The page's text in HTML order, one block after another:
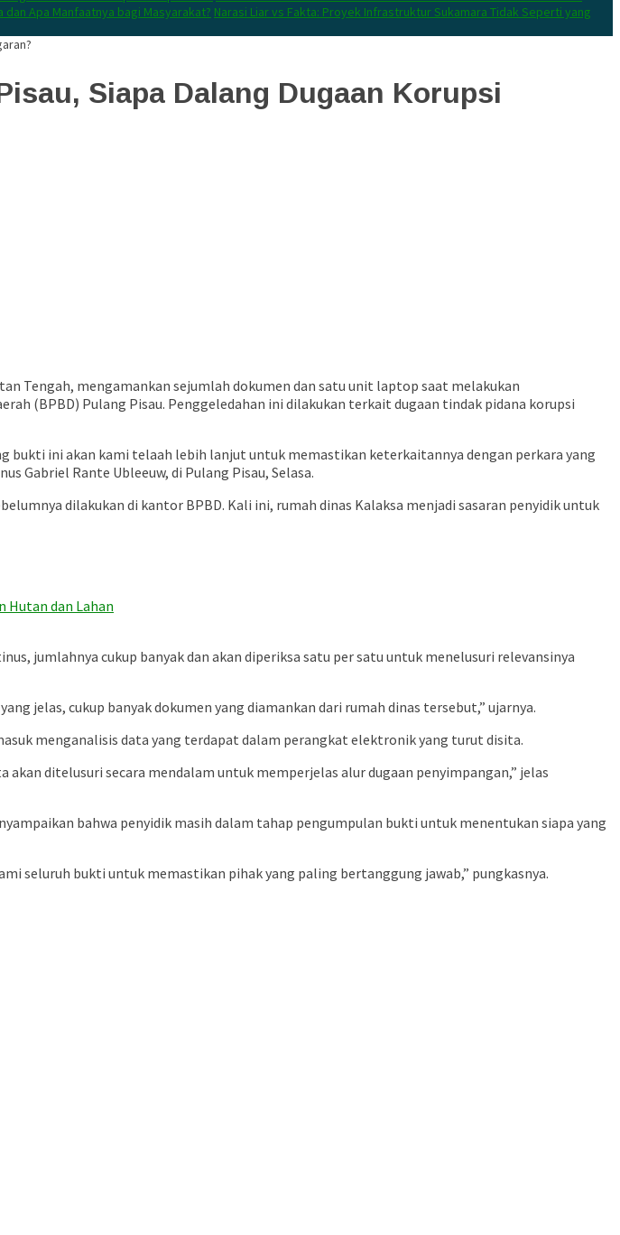
dan Apa Manfaatnya bagi Masyarakat? Narasi Liar vs Fakta: Proyek Infrastruktur Sukamara Tidak Seperti yang
Siapa Dalang Dugaan Korupsi
Tengah, mengamankan sejumlah dokumen dan satu unit laptop saat melakukan
(BPBD) Pulang Pisau. Penggeledahan ini dilakukan terkait dugaan tindak pidana korupsi
bukti ini akan kami telaah lebih lanjut untuk memastikan keterkaitannya dengan perkara yang
Gabriel Rante Ubleeuw, di Pulang Pisau, Selasa.
dilakukan di kantor BPBD. Kali ini, rumah dinas Kalaksa menjadi sasaran penyidik untuk
Hutan dan Lahan
jumlahnya cukup banyak dan akan diperiksa satu per satu untuk menelusuri relevansinya
jelas, cukup banyak dokumen yang diamankan dari rumah dinas tersebut,” ujarnya.
menganalisis data yang terdapat dalam perangkat elektronik yang turut disita.
akan ditelusuri secara mendalam untuk memperjelas alur dugaan penyimpangan,” jelas
bahwa penyidik masih dalam tahap pengumpulan bukti untuk menentukan siapa yang
seluruh bukti untuk memastikan pihak yang paling bertanggung jawab,” pungkasnya.